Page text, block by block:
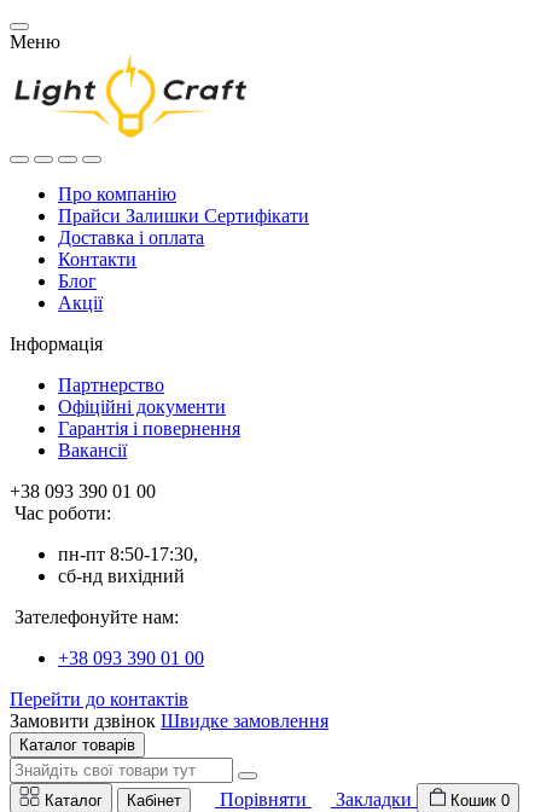
Меню
Про компанію
Прайси Залишки Сертифікати
Доставка і оплата
Контакти
Блог
Акції
Інформація
Партнерство
Офіційні документи
Гарантія і повернення
Вакансії
+38 093 390 01 00
Час роботи:
пн-пт 8:50-17:30,
сб-нд вихідний
Зателефонуйте нам:
+38 093 390 01 00
Перейти до контактів
Замовити дзвінок Швидке замовлення
Каталог товарів
Каталог Кабінет Порівняти Закладки Кошик 0